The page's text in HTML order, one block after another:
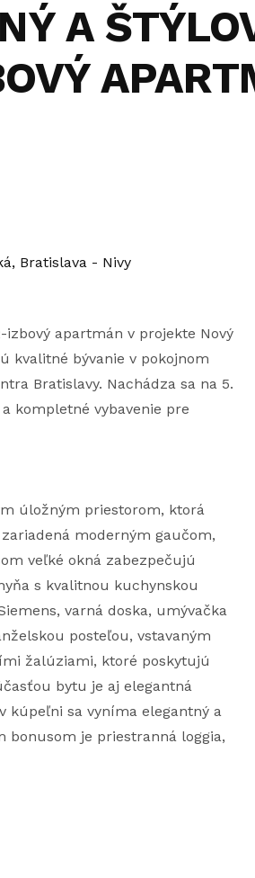
A
Bratislava - Nivy
apartmán v projekte Nový
kvalitné bývanie v pokojnom
Bratislavy. Nachádza sa na 5.
kompletné vybavenie pre
úložným priestorom, ktorá
moderným gaučom,
veľké okná zabezpečujú
s kvalitnou kuchynskou
varná doska, umývačka
posteľou, vstavaným
žalúziami, ktoré poskytujú
bytu je aj elegantná
kúpeľni sa vyníma elegantný a
bonusom je priestranná loggia,